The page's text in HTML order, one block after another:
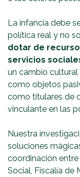
La infancia debe
política real y no
dotar de
servicios
un cambio cultural
como objetos
como titulares de
vinculante en las
Nuestra
soluciones
coordinación
Social, Fiscalía de